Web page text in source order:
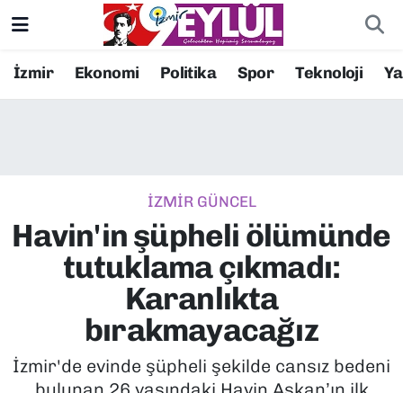
İzmir Ekonomi Politika Spor Teknoloji
İZMİR GÜNCEL
Havin'in şüpheli ölümünde
tutuklama çıkmadı:
Karanlıkta
bırakmayacağız
İzmir'de evinde şüpheli şekilde cansız bedeni
Resmi İlanlar
EKONOMİ
KÜLTÜR SANAT
MAGAZİN
POLİTİKA
Konak Nöbetçi Eczaneler
Süper Lig Puan Durumu ve Fikstür
Tüm Manşetler
Son Dakika Haberleri
Haber Arşivi